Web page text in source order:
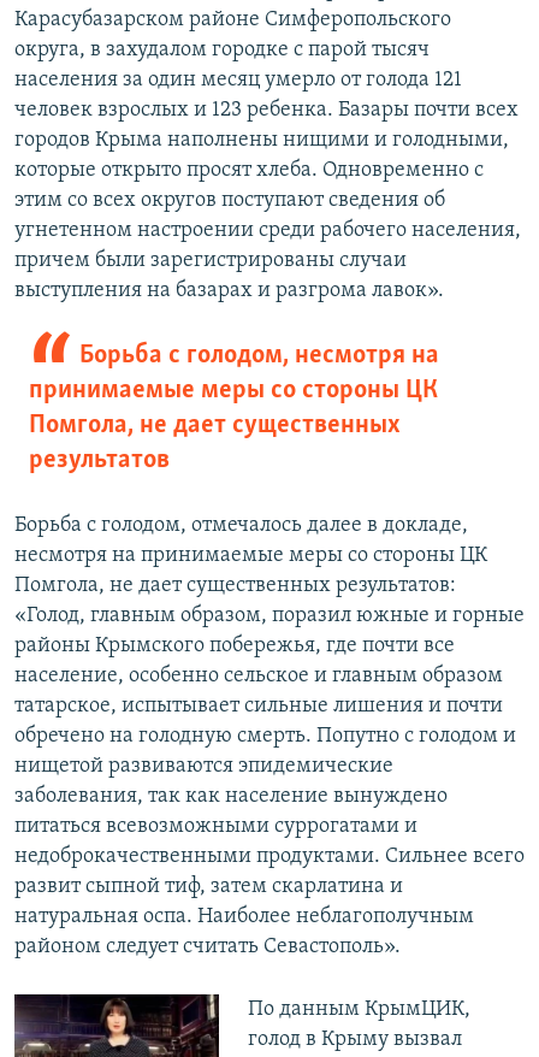
Карасубазарском районе Симферопольского
округа, в захудалом городке с парой тысяч
населения за один месяц умерло от голода 121
человек взрослых и 123 ребенка. Базары почти всех
городов Крыма наполнены нищими и голодными,
которые открыто просят хлеба. Одновременно с
этим со всех округов поступают сведения об
угнетенном настроении среди рабочего населения,
причем были зарегистрированы случаи
выступления на базарах и разгрома лавок».
Борьба с голодом, несмотря на
принимаемые меры со стороны ЦК
Помгола, не дает существенных
результатов
Борьба с голодом, отмечалось далее в докладе,
несмотря на принимаемые меры со стороны ЦК
Помгола, не дает существенных результатов:
«Голод, главным образом, поразил южные и горные
районы Крымского побережья, где почти все
население, особенно сельское и главным образом
татарское, испытывает сильные лишения и почти
обречено на голодную смерть. Попутно с голодом и
нищетой развиваются эпидемические
заболевания, так как население вынуждено
питаться всевозможными суррогатами и
недоброкачественными продуктами. Сильнее всего
развит сыпной тиф, затем скарлатина и
натуральная оспа. Наиболее неблагополучным
районом следует считать Севастополь».
По данным КрымЦИК,
голод в Крыму вызвал